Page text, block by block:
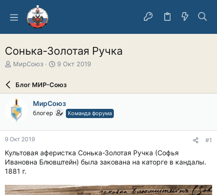
Сонька-Золотая Ручка
А
о
р
т
е
м
ы
МирСоюз
Д
а
а
ч
л
9 Окт 2019
Блог МИР-Союз
МирСоюз
блогер Команда форума
9 Окт 2019 #1
Культовая аферистка Сонька-Золотая Ручка (Софья
Ивановна Блювштейн) была закована на каторге в кандалы.
1881 г.